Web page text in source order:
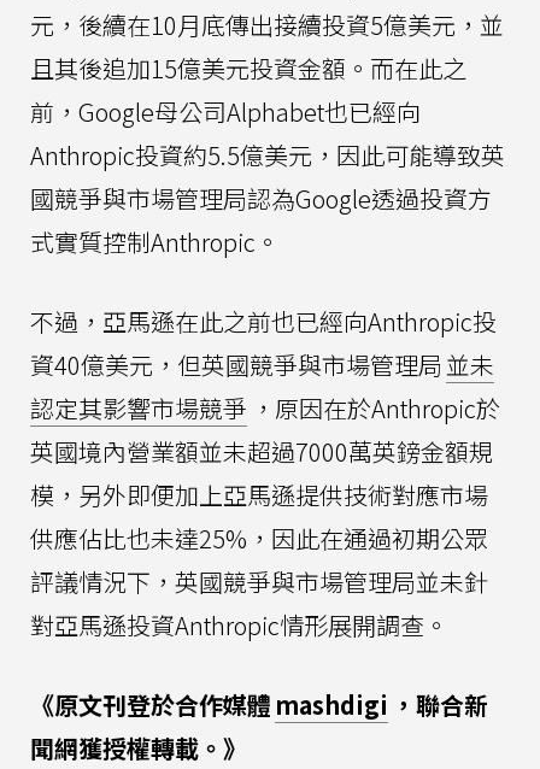
元，後續在10月底傳出接續投資5億美元，並
且其後追加15億美元投資金額。而在此之
前，Google母公司Alphabet也已經向
Anthropic投資約5.5億美元，因此可能導致英
國競爭與市場管理局認為Google透過投資方
式實質控制Anthropic。
不過，亞馬遜在此之前也已經向Anthropic投
資40億美元，但英國競爭與市場管理局並未
認定其影響市場競爭 ，原因在於Anthropic於
英國境內營業額並未超過7000萬英鎊金額規
模，另外即便加上亞馬遜提供技術對應市場
供應佔比也未達25%，因此在通過初期公眾
評議情況下，英國競爭與市場管理局並未針
對亞馬遜投資Anthropic情形展開調查。
《原文刊登於合作媒體 mashdigi ，聯合新
聞網獲授權轉載。》